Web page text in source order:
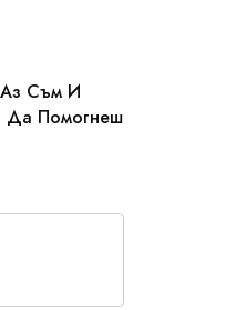
Съм И
Да Помогнеш